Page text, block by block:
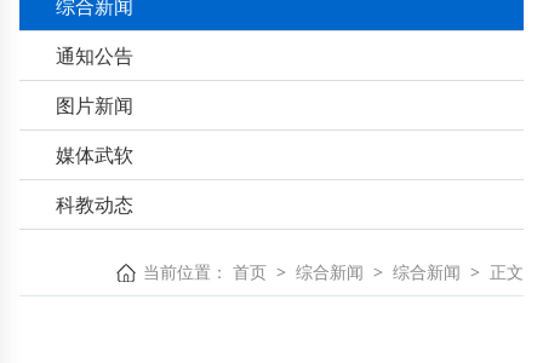
综合新闻
通知公告
图片新闻
媒体武软
科教动态
当前位置： 首页 > 综合新闻 > 综合新闻 > 正文